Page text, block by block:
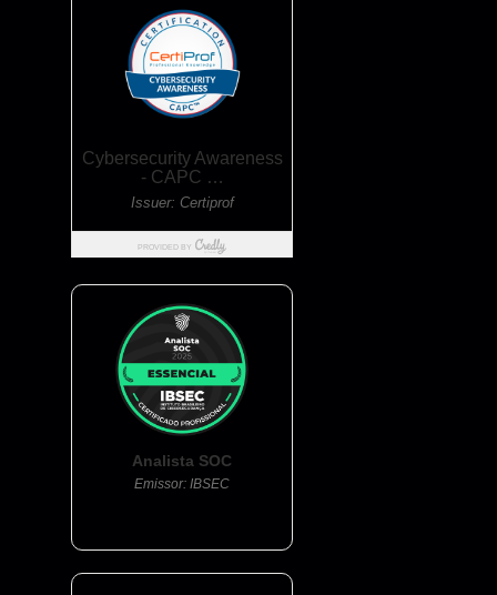
Analista SOC
Emissor: IBSEC